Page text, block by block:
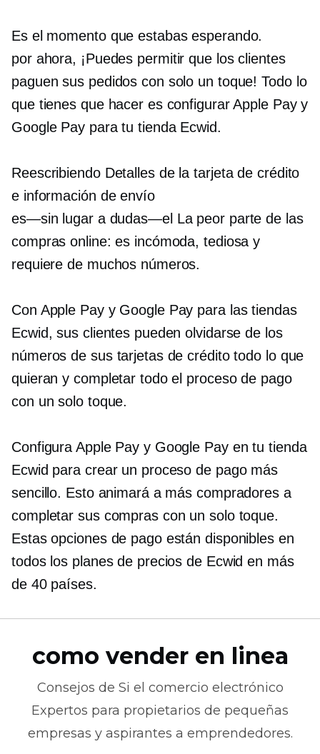
Es el momento que estabas esperando.
por ahora, ¡Puedes permitir que los clientes
paguen sus pedidos con solo un toque! Todo lo
que tienes que hacer es configurar Apple Pay y
Google Pay para tu tienda Ecwid.
ReescribiendoDetalles de la tarjeta de crédito
e información de envío
es—sin lugar a dudas—el La peor parte de las
compras online: es incómoda, tediosa y
requiere de muchos números.
Con Apple Pay y Google Pay para las tiendas
Ecwid, sus clientes pueden olvidarse de los
números de sus tarjetas de crédito todo lo que
quieran y completar todo el proceso de pago
con un solo toque.
Configura Apple Pay y Google Pay en tu tienda
Ecwid para crear un proceso de pago más
sencillo. Esto animará a más compradores a
completar sus compras con un solo toque.
Estas opciones de pago están disponibles en
todos los planes de precios de Ecwid en más
de 40 países.
como vender en linea
Consejos de Si el comercio electrónico
Expertos para propietarios de pequeñas
empresas y aspirantes a emprendedores.